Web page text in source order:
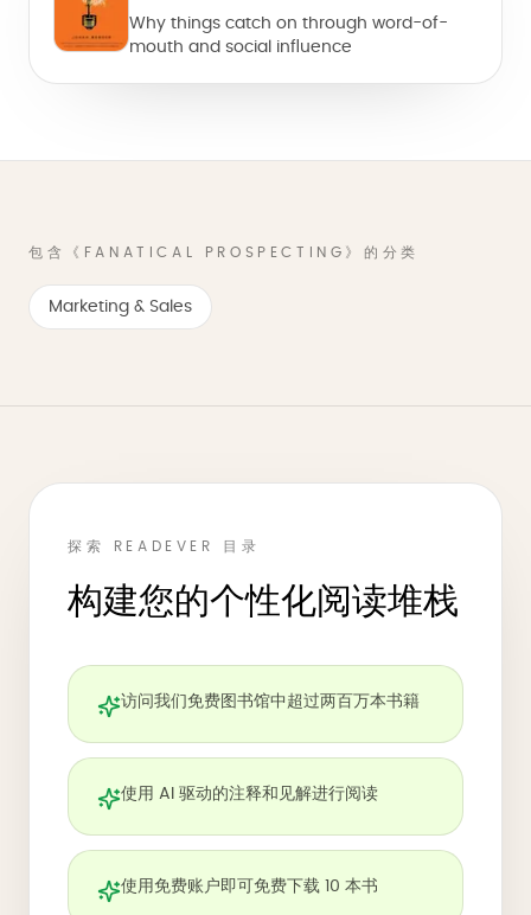
Why things catch on through word-of-
mouth and social influence
包含《FANATICAL PROSPECTING》的分类
Marketing & Sales
探索 READEVER 目录
构建您的个性化阅读堆栈
访问我们免费图书馆中超过两百万本书籍
使用 AI 驱动的注释和见解进行阅读
使用免费账户即可免费下载 10 本书